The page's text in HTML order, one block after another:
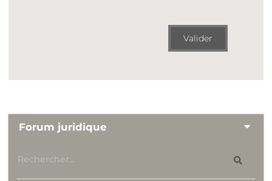
Valider
Forum juridique